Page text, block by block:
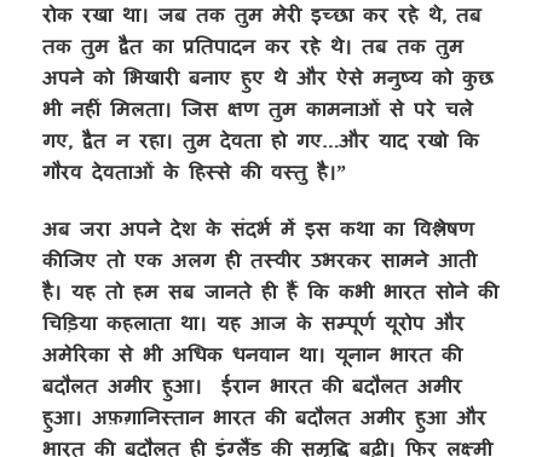
रोक रखा था। जब तक तुम मेरी इच्छा कर रहे थे, तब
तक तुम द्वैत का प्रतिपादन कर रहे थे। तब तक तुम
अपने को भिखारी बनाए हुए थे और ऐसे मनुष्य को कुछ
भी नहीं मिलता। जिस क्षण तुम कामनाओं से परे चले
गए, द्वैत न रहा। तुम देवता हो गए…और याद रखो कि
गौरव देवताओं के हिस्से की वस्तु है।”
अब जरा अपने देश के संदर्भ में इस कथा का विश्लेषण
कीजिए तो एक अलग ही तस्वीर उभरकर सामने आती
है। यह तो हम सब जानते ही हैं कि कभी भारत सोने की
चिड़िया कहलाता था। यह आज के सम्पूर्ण यूरोप और
अमेरिका से भी अधिक धनवान था। यूनान भारत की
बदौलत अमीर हुआ। ईरान भारत की बदौलत अमीर
हुआ। अफ़ग़ानिस्तान भारत की बदौलत अमीर हुआ और
भारत की बदौलत ही इंग्लैंड की समृद्धि बढ़ी। फिर लक्ष्मी